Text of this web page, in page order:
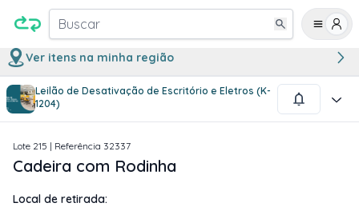
Buscar
Ver itens na minha região
Leilão de Desativação de Escritório e Eletros (K-
1204)
1/1
Lote 215 | Referência 32337
Cadeira com Rodinha
Local de retirada: